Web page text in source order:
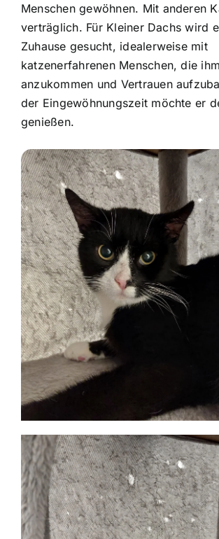
Menschen gewöhnen. Mit anderen
verträglich. Für Kleiner Dachs wird
Zuhause gesucht, idealerweise mit
katzenerfahrenen Menschen, die
anzukommen und Vertrauen
der Eingewöhnungszeit möchte er
genießen.